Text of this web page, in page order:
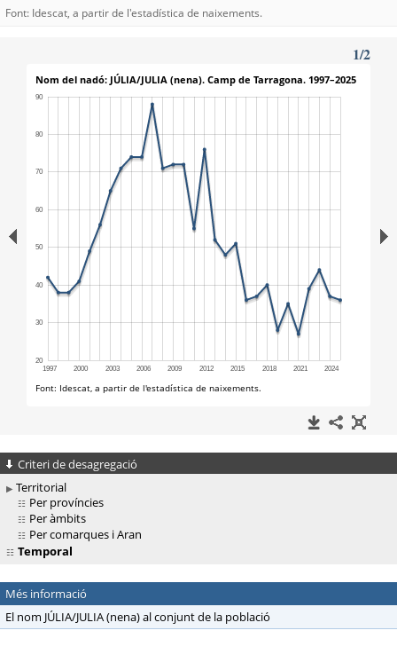
Font: Idescat, a partir de l'estadística de naixements.
Criteri de desagregació
Territorial
Per províncies
Per àmbits
Per comarques i Aran
Temporal
Més informació
El nom JÚLIA/JULIA (nena) al conjunt de la població